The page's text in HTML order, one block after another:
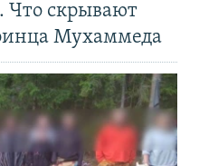
скрывают
Мухаммеда